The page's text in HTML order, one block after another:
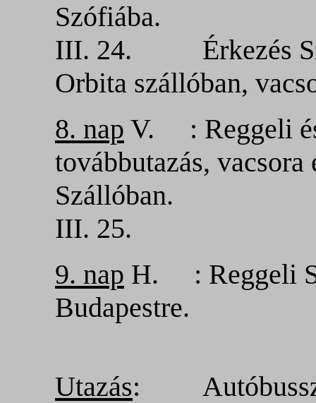
Szófiába.
III. 24. Érkezés
Orbita szállóban,
8. nap V. : Reggeli és
továbbutazás, vacsora
Szállóban.
III. 25.
9. nap H. : Reggeli
Budapestre.
Utazás: